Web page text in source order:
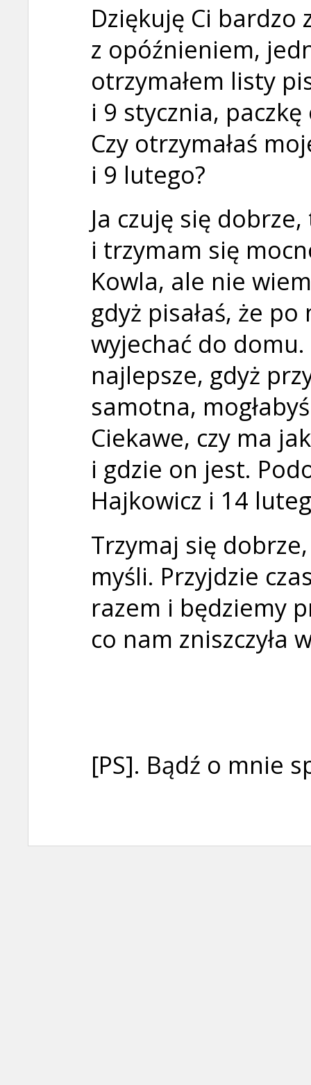
Dziękuję Ci bardzo
z opóźnieniem,
otrzymałem listy
i 9 stycznia,
Czy otrzymałaś
i 9 lutego?
Ja czuję się
i trzymam się
Kowla, ale nie
gdyż pisałaś, że
wyjechać do domu.
najlepsze, gdyż
samotna,
Ciekawe, czy ma
i gdzie on jest.
Hajkowicz i 14
Trzymaj się
myśli. Przyjdzie
razem i będziemy
co nam zniszczyła
[PS]. Bądź o mnie